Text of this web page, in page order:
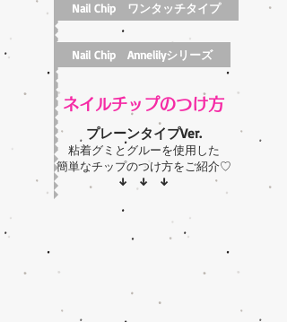
Nail Chip ワンタッチタイプ
Nail Chip Annelilyシリーズ
ネイルチップのつけ方
プレーンタイプVer.
粘着グミとグルーを使用した
簡単なチップのつけ方をご紹介♡
​↓ ↓ ↓